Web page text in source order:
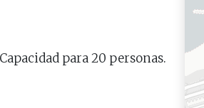
para 20 personas.